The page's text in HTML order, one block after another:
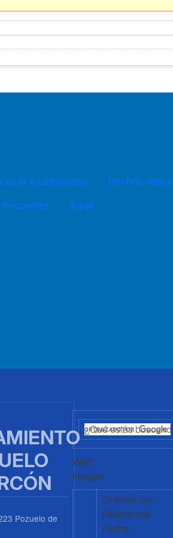
el Ayuntamiento
Hechos vitales
frecuentes Áreas
Pozuelo de
Web
Imagen
Ordenar por
Relevancia
Fecha